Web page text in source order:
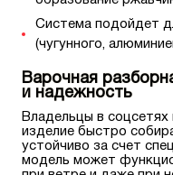
Система подойдет
(чугунного,
Варочная
и надежность
Владельцы в
изделие быстро
устойчиво за счет
модель может